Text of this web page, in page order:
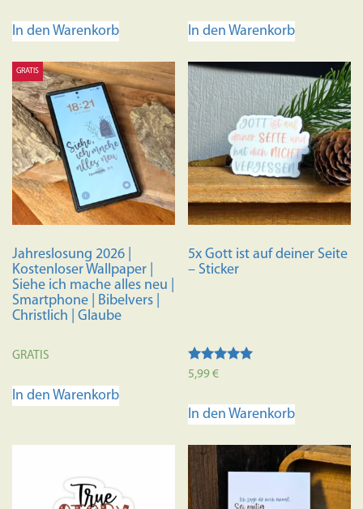
In den Warenkorb In den Warenkorb
GRATIS
Jahreslosung 2026 |
Kostenloser Wallpaper |
Siehe ich mache alles neu |
Smartphone | Bibelvers |
Christlich | Glaube
GRATIS
In den Warenkorb
5x Gott ist auf deiner Seite
– Sticker
Bewertet mit
5,99€
In den Warenkorb